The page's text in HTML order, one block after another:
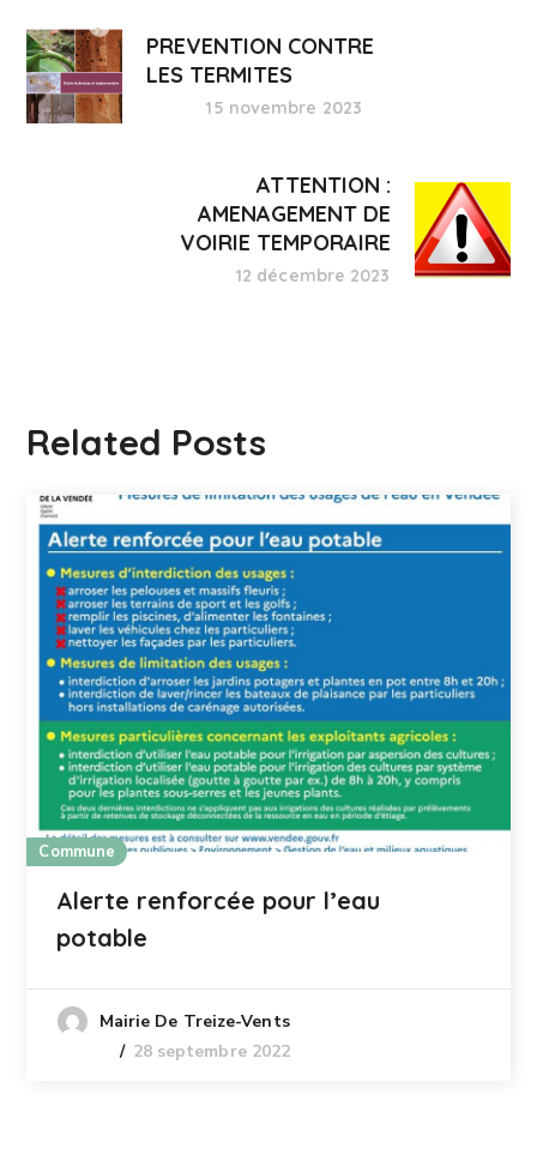
PREVENTION CONTRE
LES TERMITES
15 novembre 2023
ATTENTION :
AMENAGEMENT DE
VOIRIE TEMPORAIRE
12 décembre 2023
Related Posts
Commune
Alerte renforcée pour l’eau
potable
Mairie De Treize-Vents
28 septembre 2022